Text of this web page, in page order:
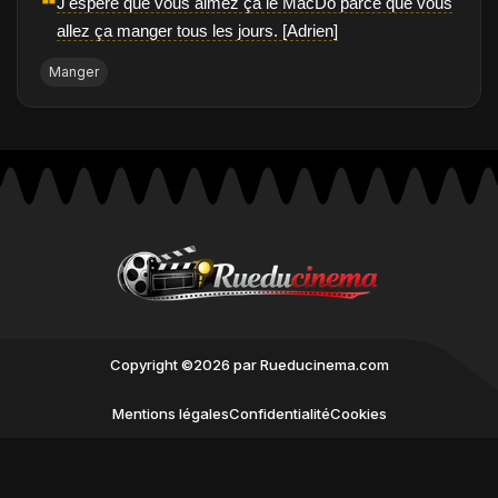
allez ça manger tous les jours. [Adrien]
Manger
Copyright ©2026 par Rueducinema.com
Mentions légalesConfidentialitéCookies